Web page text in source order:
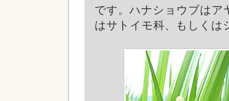
です。ハナショウブはア
はサトイモ科、もしくは